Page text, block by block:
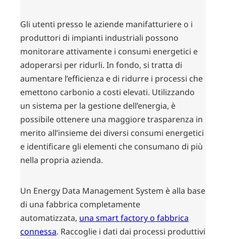
Gli utenti presso le aziende manifatturiere o i
produttori di impianti industriali possono
monitorare attivamente i consumi energetici e
adoperarsi per ridurli. In fondo, si tratta di
aumentare l’efficienza e di ridurre i processi che
emettono carbonio a costi elevati. Utilizzando
un sistema per la gestione dell’energia, è
possibile ottenere una maggiore trasparenza in
merito all’insieme dei diversi consumi energetici
e identificare gli elementi che consumano di più
nella propria azienda.
Un Energy Data Management System è alla base
di una fabbrica completamente
automatizzata, una smart factory o fabbrica
connessa. Raccoglie i dati dai processi produttivi